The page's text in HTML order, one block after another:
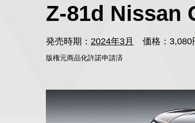
Z-81d Nissan
発売時期： 2024年3月 価格：3,080
版権元商品化許諾申請済